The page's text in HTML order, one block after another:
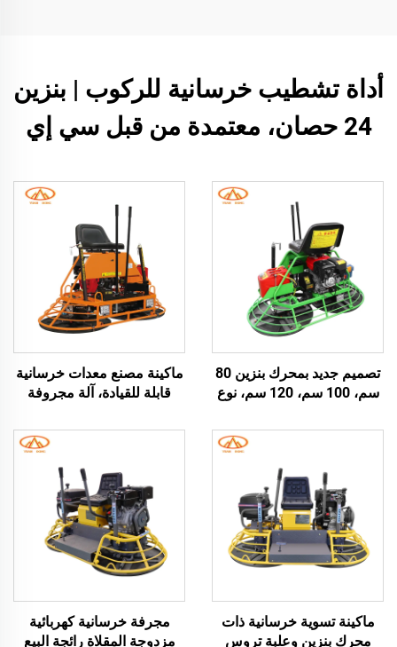
أداة تشطيب خرسانية للركوب | بنزين
24 حصان، معتمدة من قبل سي إي
تصميم جديد بمحرك بنزين 80
سم، 100 سم، 120 سم، نوع
الخرسانة، ماكينة تسوية
الأرضيات الخرسانية
ماكينة مصنع معدات خرسانية
قابلة للقيادة، آلة مجروفة
أيقونة مشابهة، مجروفة
خرسانية متنقلة 900 مم مع
شفرة صلبة، ماكينة تسوية
جالس عليها
ماكينة تسوية خرسانية ذات
محرك بنزين وعلبة تروس
مجرفة خرسانية كهربائية
مزدوجة المقلاة رائجة البيع